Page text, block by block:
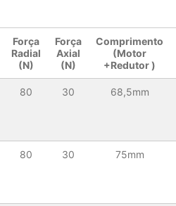
Força
Radial
(N)
Força
Axial
(N)
Comprimento
(Motor
+Redutor )
80 30 68,5mm
80 30 75mm